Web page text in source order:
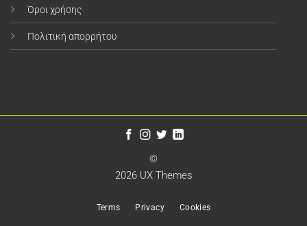
Όροι χρήσης
Πολιτική απορρήτου
©
2026 UX Themes
Terms Privacy Cookies